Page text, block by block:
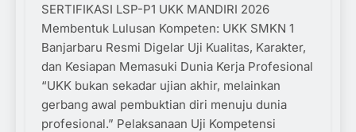
SERTIFIKASI LSP-P1 UKK MANDIRI 2026
Membentuk Lulusan Kompeten: UKK SMKN 1
Banjarbaru Resmi Digelar Uji Kualitas, Karakter,
dan Kesiapan Memasuki Dunia Kerja Profesional
“UKK bukan sekadar ujian akhir, melainkan
gerbang awal pembuktian diri menuju dunia
profesional.” Pelaksanaan Uji Kompetensi